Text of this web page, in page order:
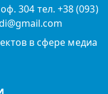
304 тел. +38 (093)
в сфере медиа